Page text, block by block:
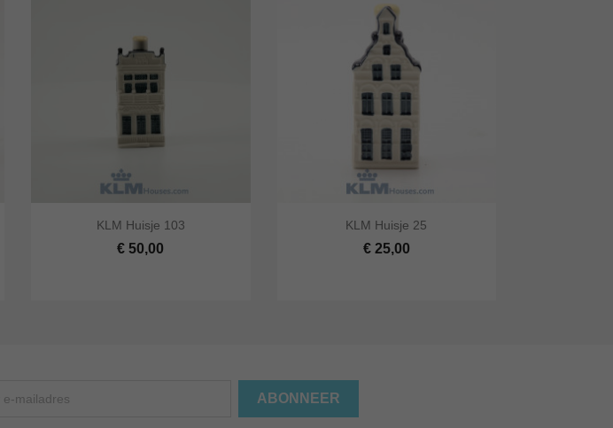
Snel bekijken In winkelwagen
KLM Huisje 103
€ 50,00 Snel bekijken In winkelwagen
KLM Huisje 25
€ 25,00